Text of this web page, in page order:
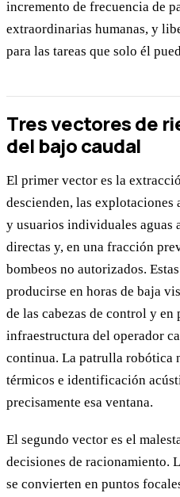
incremento de frecuencia de
extraordinarias humanas, y
para las tareas que solo él
Tres vectores de
del bajo caudal
El primer vector es la
descienden, las explotaciones
y usuarios individuales aguas
directas y, en una fracción
bombeos no autorizados.
producirse en horas de baja
de las cabezas de control y en
infraestructura del operador
continua. La patrulla robótica
térmicos e identificación
precisamente esa ventana.
El segundo vector es el
decisiones de racionamiento.
se convierten en puntos